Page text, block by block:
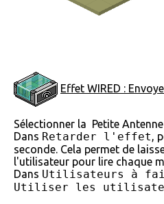
Effet WIRED :
Sélectionner la Petite
Dans Retarder l'effet,
seconde. Cela permet de
l'utilisateur pour lire chaque
Dans Utilisateurs à
Utiliser les